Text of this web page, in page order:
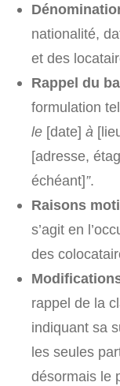
nationalité,
et des
Rappel du
formulation
le [date] à
[adresse,
échéant]”.
Raisons
s’agit en
des
rappel de la
indiquant sa
les seules
désormais le